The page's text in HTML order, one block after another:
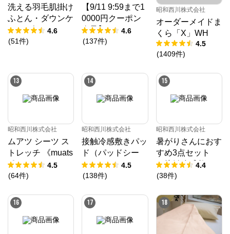
洗える羽毛肌掛け
ふとん・ダウンケ
ット ダック50%
4.6
(51件)
【9/11 9:59まで1
0000円クーポン
進呈】ムアツ マ
ットレス プロ《9
4.6
(137件)
昭和西川株式会社
オーダーメイドま
くら「X」WH
4.5
(1409件)
13
昭和西川株式会社
ムアツ シーツ ス
トレッチ 《muats
u》
4.5
(64件)
14
昭和西川株式会社
接触冷感敷きパッ
ド（パッドシー
ツ）
4.5
(138件)
15
昭和西川株式会社
暑がりさんにおす
すめ3点セット
（接触冷感敷きパ
ッド、接触冷感ケ
パッド）
4.4
(38件)
16 17 18